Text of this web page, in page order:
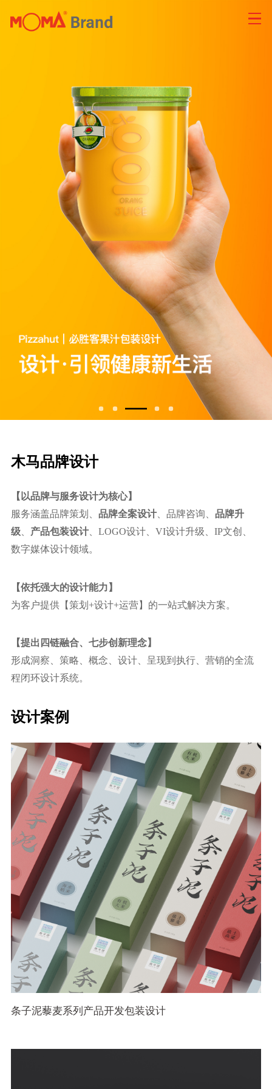
⽊⻢品牌设计
【以品牌与服务设计为核心】
服务涵盖品牌策划、 品牌全案设计、品牌咨询、 品牌升
级、 产品包装设计、LOGO设计、VI设计升级、IP文创、
数字媒体设计领域。
【依托强⼤的设计能力】
为客户提供【策划+设计+运营】的⼀站式解决方案。
【提出四链融合、七步创新理念】
形成洞察、策略、概念、设计、呈现到执⾏、营销的全流
程闭环设计系统。
设计案例
条子泥藜麦系列产品开发包装设计